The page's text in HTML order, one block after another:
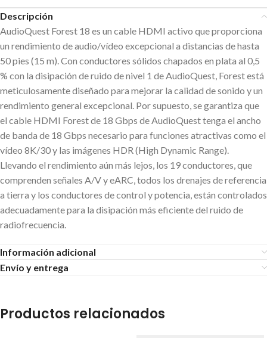
Descripción
AudioQuest Forest 18 es un cable HDMI activo que proporciona
un rendimiento de audio/vídeo excepcional a distancias de hasta
50 pies (15 m). Con conductores sólidos chapados en plata al 0,5
% con la disipación de ruido de nivel 1 de AudioQuest, Forest está
meticulosamente diseñado para mejorar la calidad de sonido y un
rendimiento general excepcional. Por supuesto, se garantiza que
el cable HDMI Forest de 18 Gbps de AudioQuest tenga el ancho
de banda de 18 Gbps necesario para funciones atractivas como el
vídeo 8K/30 y las imágenes HDR (High Dynamic Range).
Llevando el rendimiento aún más lejos, los 19 conductores, que
comprenden señales A/V y eARC, todos los drenajes de referencia
a tierra y los conductores de control y potencia, están controlados
adecuadamente para la disipación más eficiente del ruido de
radiofrecuencia.
Información adicional
Envío y entrega
Productos relacionados